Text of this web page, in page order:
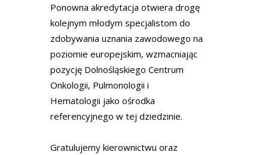
Ponowna akredytacja otwiera drogę
kolejnym młodym specjalistom do
zdobywania uznania zawodowego na
poziomie europejskim, wzmacniając
pozycję Dolnośląskiego Centrum
Onkologii, Pulmonologii i
Hematologii jako ośrodka
referencyjnego w tej dziedzinie.
Gratulujemy kierownictwu oraz